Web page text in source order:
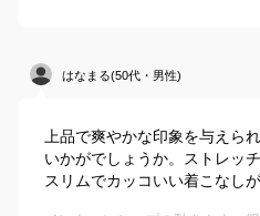
はなまる(50代・男性)
上品で爽やかな印象を与えら
いかがでしょうか。ストレッ
スリムでカッコいい着こなし